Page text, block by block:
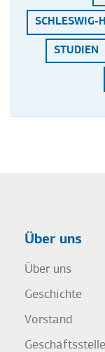
SCHLESWIG-
STUDIEN
Über uns
Über uns
Geschichte
Vorstand
Geschäftsstelle